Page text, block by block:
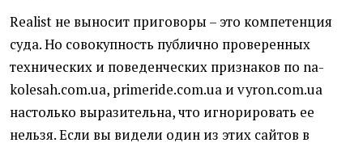
Realist не выносит приговоры – это компетенция
суда. Но совокупность публично проверенных
технических и поведенческих признаков по na-
kolesah.com.ua, primeride.com.ua и vyron.com.ua
настолько выразительна, что игнорировать ее
нельзя. Если вы видели один из этих сайтов в